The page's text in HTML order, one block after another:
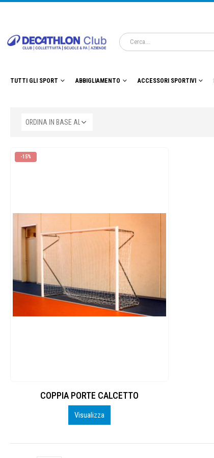
TUTTI GLI SPORT ABBIGLIAMENTO ACCESSORI SPORTIVI
-15%
COPPIA PORTE CALCETTO
Visualizza